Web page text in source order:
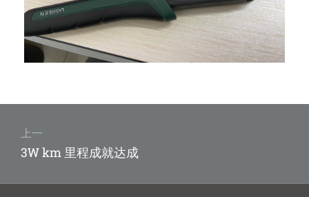
航
上一
上
文
3W km 里程成就达成